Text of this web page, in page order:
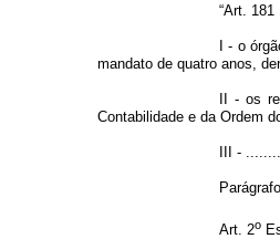
“Art.
I - o
mandato de quatro anos,
II - os
Contabilidade e da Ordem
III -
Art. 2o